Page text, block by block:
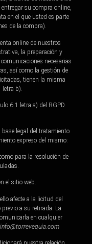
su compra online,
en el que usted es parte
de la compra).
online de nuestros
la preparación y
necesarias
así como la gestión de
tienen la misma
b).
6.1 letra a) del RGPD
legal del tratamiento
expreso del mismo:
para la resolución de
el sitio web.
afecte a la licitud del
a su retirada. La
en cualquier
info@torrevequia.com